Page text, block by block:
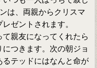
は、両親からクリスマ
ゼントされます。
親友になってくれたら
つきます。次の朝ジョ
るテッドにはなんと命が